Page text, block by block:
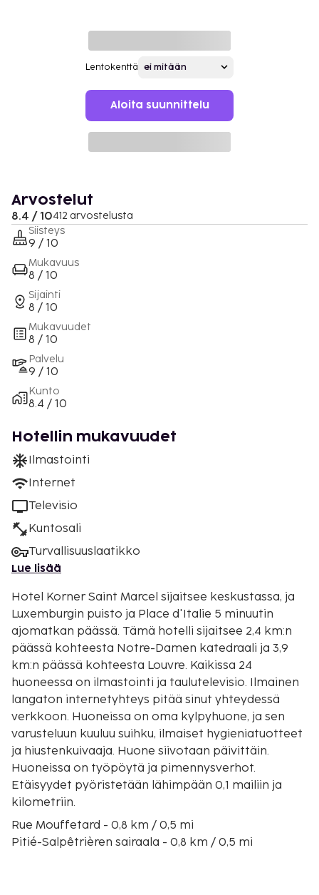
Lentokenttä
Aloita suunnittelu
Arvostelut
8.4 / 10412 arvostelusta
Siisteys
9 / 10
Mukavuus
8 / 10
Sijainti
8 / 10
Mukavuudet
8 / 10
Palvelu
9 / 10
Kunto
8.4 / 10
Hotellin mukavuudet
Ilmastointi
Internet
Televisio
Kuntosali
Turvallisuuslaatikko
Lue lisää
Hotel Korner Saint Marcel sijaitsee keskustassa, ja
Luxemburgin puisto ja Place d'Italie 5 minuutin
ajomatkan päässä. Tämä hotelli sijaitsee 2,4 km:n
päässä kohteesta Notre-Damen katedraali ja 3,9
km:n päässä kohteesta Louvre. Kaikissa 24
huoneessa on ilmastointi ja taulutelevisio. Ilmainen
langaton internetyhteys pitää sinut yhteydessä
verkkoon. Huoneissa on oma kylpyhuone, ja sen
varusteluun kuuluu suihku, ilmaiset hygieniatuotteet
ja hiustenkuivaaja. Huone siivotaan päivittäin.
Huoneissa on työpöytä ja pimennysverhot.
Etäisyydet pyöristetään lähimpään 0,1 mailiin ja
kilometriin.
Rue Mouffetard - 0,8 km / 0,5 mi
Pitié-Salpêtrièren sairaala - 0,8 km / 0,5 mi